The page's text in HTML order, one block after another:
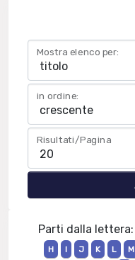
Mostra elenco per:
in ordine:
Risultati/Pagina
Parti dalla lettera:
H
I J K L M